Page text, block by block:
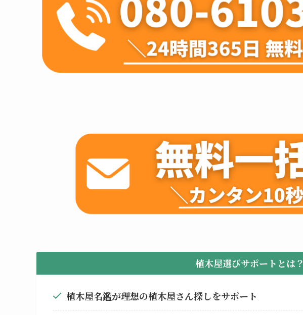
植木屋選びサポートとは？
植木屋名鑑が理想の植木屋さん探しをサポート